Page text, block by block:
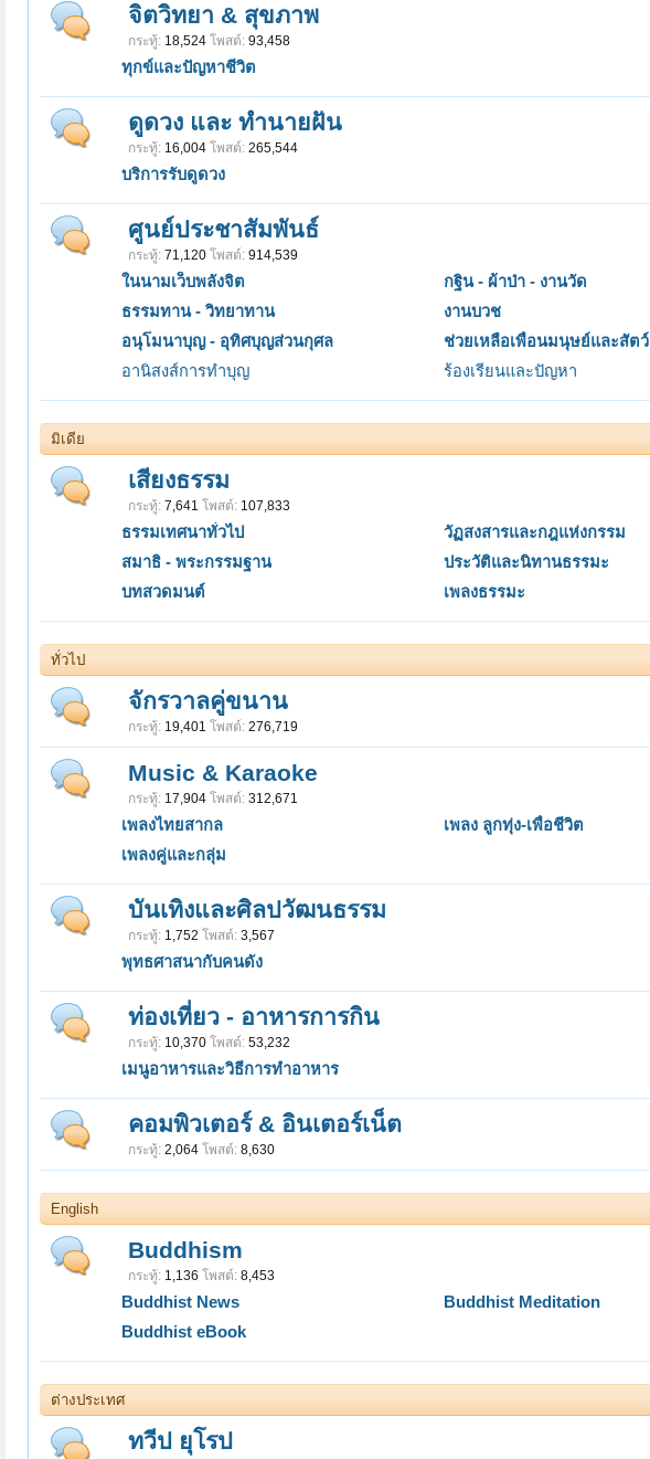
จิตวิทยา & สุขภาพ
กระทู้: 18,524 โพสต์: 93,458
ทุกข์และปัญหาชีวิต
ดูดวง และ ทำนายฝัน
กระทู้: 16,004 โพสต์: 265,544
บริการรับดูดวง
ศูนย์ประชาสัมพันธ์
กระทู้: 71,120 โพสต์: 914,539
ในนามเว็บพลังจิต กฐิน - ผ้าป่า - งานวัด
ธรรมทาน - วิทยาทาน
งานบวช
อนุโมนาบุญ - อุทิศบุญส่วนกุศล
ช่วยเหลือเพื่อนมนุษย์และสัตว์
อานิสงส์การทำบุญ
ร้องเรียนและปัญหา
มิเดีย
เสียงธรรม
กระทู้: 7,641 โพสต์: 107,833
ธรรมเทศนาทั่วไป วัฏสงสารและกฎแห่งกรรม
สมาธิ - พระกรรมฐาน
ประวัติและนิทานธรรมะ
บทสวดมนต์
เพลงธรรมะ
ทั่วไป
จักรวาลคู่ขนาน
กระทู้: 19,401 โพสต์: 276,719
Music & Karaoke
กระทู้: 17,904 โพสต์: 312,671
เพลงไทยสากล เพลง ลูกทุ่ง-เพื่อชีวิต
เพลงคู่และกลุ่ม
บันเทิงและศิลปวัฒนธรรม
กระทู้: 1,752 โพสต์: 3,567
พุทธศาสนากับคนดัง
ท่องเที่ยว - อาหารการกิน
กระทู้: 10,370 โพสต์: 53,232
เมนูอาหารและวิธีการทำอาหาร
คอมพิวเตอร์ & อินเตอร์เน็ต
กระทู้: 2,064 โพสต์: 8,630
English
Buddhism
กระทู้: 1,136 โพสต์: 8,453
Buddhist News Buddhist Meditation
Buddhist eBook
ต่างประเทศ
ทวีป ยุโรป